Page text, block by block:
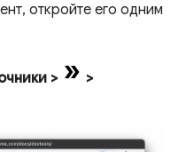
откройте его одним
>
>